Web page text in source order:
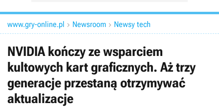
www.gry-online.pl  Newsroom  Newsy tech
NVIDIA kończy ze wsparciem
kultowych kart graficznych. Aż trzy
generacje przestaną otrzymywać
aktualizacje